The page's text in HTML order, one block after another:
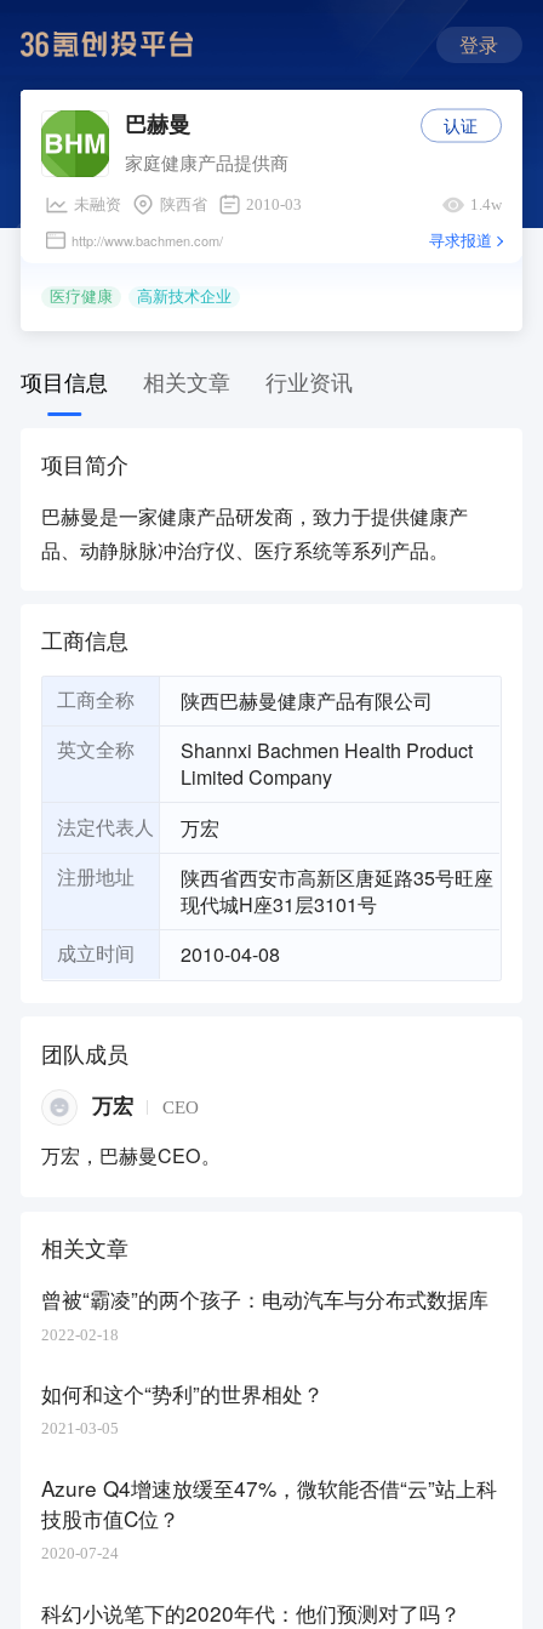
登录
巴赫曼
家庭健康产品提供商
未融资 陕西省 2010-03 1.4w
http://www.bachmen.com/ 寻求报道
医疗健康 高新技术企业
认证
项目信息 相关文章 行业资讯
项目简介
巴赫曼是一家健康产品研发商，致力于提供健康产
品、动静脉脉冲治疗仪、医疗系统等系列产品。
工商信息
工商全称 陕西巴赫曼健康产品有限公司
英文全称
Shannxi Bachmen Health Product
Limited Company
法定代表人 万宏
注册地址
陕西省西安市高新区唐延路35号旺座
现代城H座31层3101号
成立时间 2010-04-08
团队成员
万宏 CEO
万宏，巴赫曼CEO。
相关文章
曾被“霸凌”的两个孩子：电动汽车与分布式数据库
2022-02-18
如何和这个“势利”的世界相处？
2021-03-05
Azure Q4增速放缓至47%，微软能否借“云”站上科
技股市值C位？
2020-07-24
科幻小说笔下的2020年代：他们预测对了吗？